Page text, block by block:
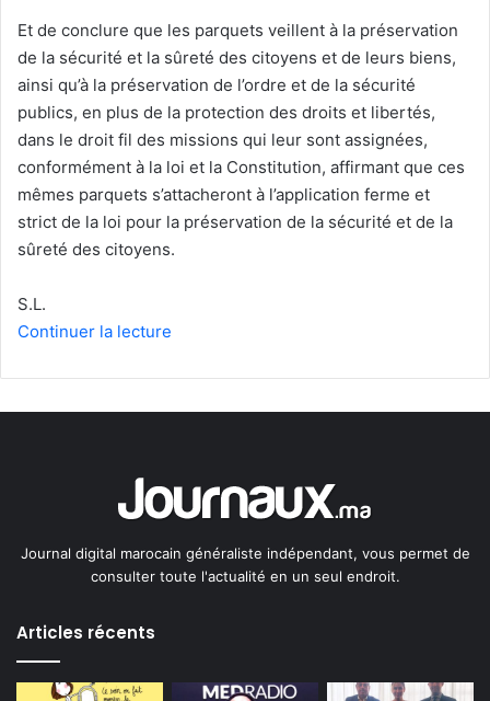
Et de conclure que les parquets veillent à la préservation
de la sécurité et la sûreté des citoyens et de leurs biens,
ainsi qu’à la préservation de l’ordre et de la sécurité
publics, en plus de la protection des droits et libertés,
dans le droit fil des missions qui leur sont assignées,
conformément à la loi et la Constitution, affirmant que ces
mêmes parquets s’attacheront à l’application ferme et
strict de la loi pour la préservation de la sécurité et de la
sûreté des citoyens.
S.L.
Continuer la lecture
Journal digital marocain généraliste indépendant, vous permet de
consulter toute l'actualité en un seul endroit.
Articles récents